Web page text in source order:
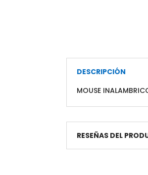
DESCRIPCIÓN
MOUSE
RESEÑAS DEL